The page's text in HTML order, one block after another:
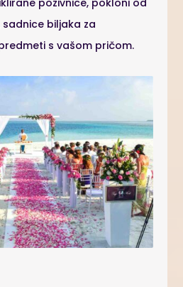
pozivnice, pokloni od
biljaka za
s vašom pričom.